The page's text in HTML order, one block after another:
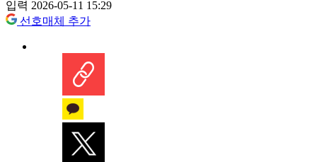
입력 2026-05-11 15:29
선호매체 추가